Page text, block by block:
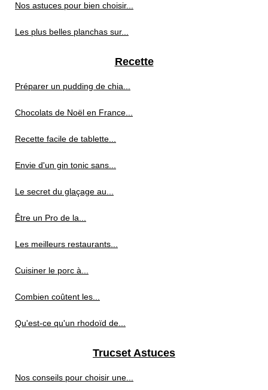
Nos astuces pour bien choisir...
Les plus belles planchas sur...
Recette
Préparer un pudding de chia...
Chocolats de Noël en France...
Recette facile de tablette...
Envie d'un gin tonic sans...
Le secret du glaçage au...
Être un Pro de la...
Les meilleurs restaurants...
Cuisiner le porc à...
Combien coûtent les...
Qu'est-ce qu'un rhodoïd de...
Trucset Astuces
Nos conseils pour choisir une...